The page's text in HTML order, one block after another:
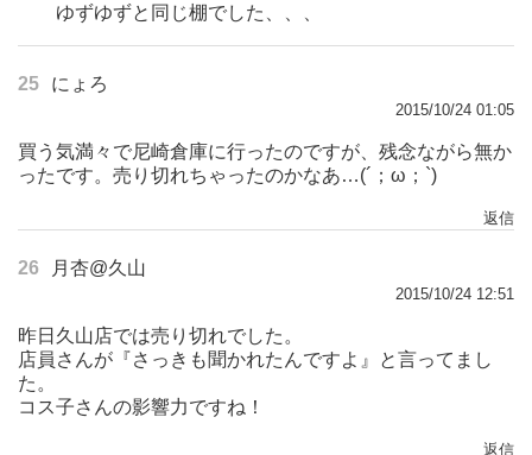
ゆずゆずと同じ棚でした、、、
25 にょろ
2015/10/24 01:05
買う気満々で尼崎倉庫に行ったのですが、残念ながら無か
ったです。売り切れちゃったのかなあ…(´；ω；`)
返信
26 月杏@久山
2015/10/24 12:51
昨日久山店では売り切れでした。
店員さんが『さっきも聞かれたんですよ』と言ってまし
た。
コス子さんの影響力ですね！
返信